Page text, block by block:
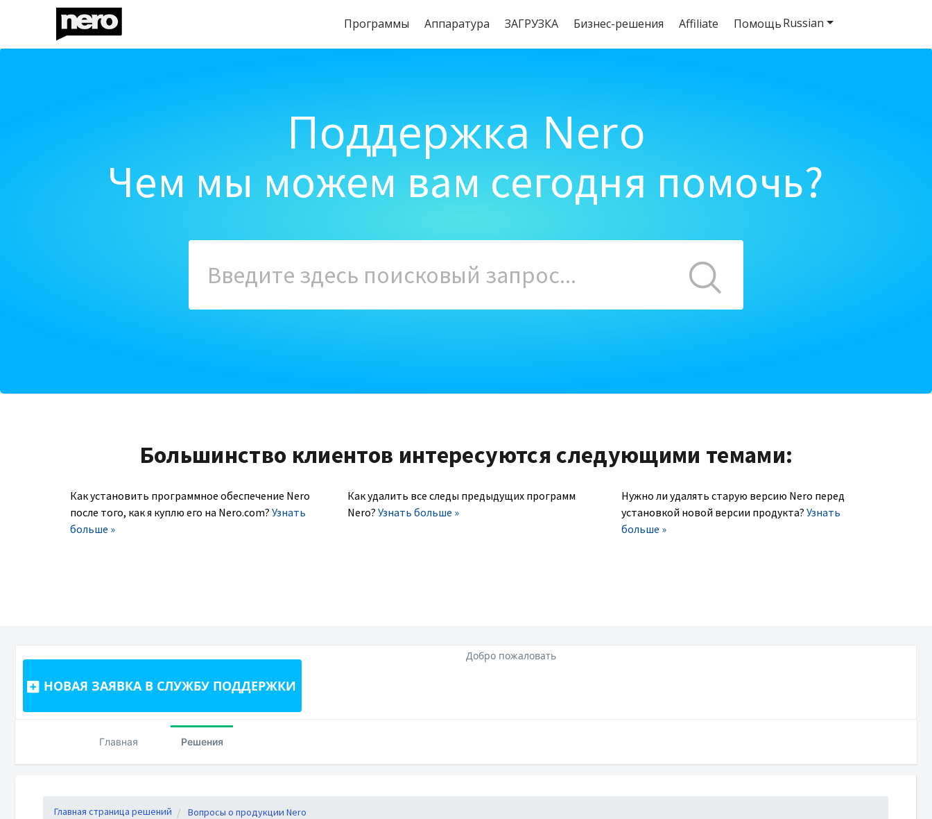
Программы Aппаратура ЗАГРУЗКА Бизнес-решения Affiliate Помощь
Поддержка Nero
Чем мы можем вам сегодня помочь?
Большинство клиентов интересуются следующими темами:
Как установить программное обеспечение Nero
после того, как я куплю его на Nero.com? Узнать
больше »
Как удалить все следы предыдущих программ
Nero? Узнать больше »
Нужно ли удалять старую версию Nero перед
установкой новой версии продукта? Узнать
больше »
НОВАЯ ЗАЯВКА В СЛУЖБУ ПОДДЕРЖКИ
Russian
Добро пожаловать
Главная Решения
Главная страница решений Вопросы о продукции Nero